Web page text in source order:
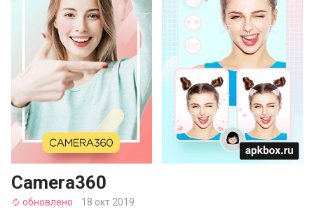
Camera360
autorenew обновлено
18 окт 2019